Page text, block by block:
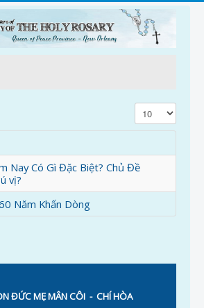
Display #
Nay Có Gì Đặc Biệt? Chủ Đề
vị?
Năm Khấn Dòng
ĐỨC MẸ MÂN CÔI - CHÍ HÒA